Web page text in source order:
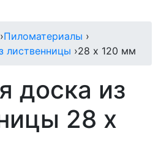
›Пиломатериалы ›
лиственницы ›28 х 120 мм
доска из
28 х